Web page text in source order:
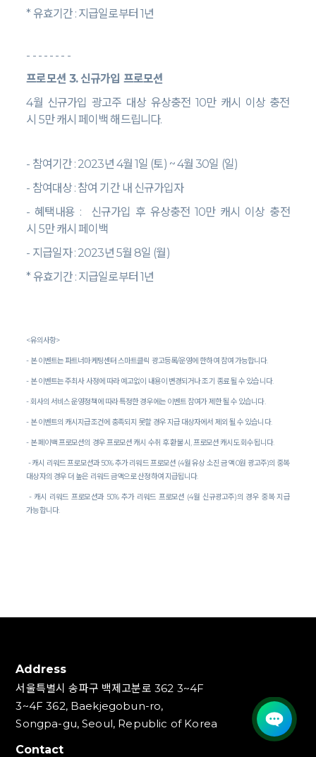
* 유효기간: 지급일로부터 1년
- - - - - - - -
프로모션 3.신규가입 프로모션
4월 신규가입 광고주 대상 유상충전 10만 캐시 이상 충전
시 5만 캐시 페이백 해드립니다.
- 참여기간: 2023년 4월 1일 (토) ~ 4월 30일 (일)
- 참여대상: 참여 기간 내 신규가입자
- 혜택내용: 신규가입 후 유상충전 10만 캐시 이상 충전
시 5만 캐시 페이백
- 지급일자: 2023년 5월 8일 (월)
* 유효기간: 지급일로부터 1년
<유의사항>
- 본 이벤트는 파트너마케팅센터 스마트클릭 광고등록/운영에 한하여 참여 가능합니다.
- 본 이벤트는 주최사 사정에 따라 예고없이 내용이 변경되거나 조기 종료 될 수 있습니다.
-회사의 서비스 운영정책에 따라 특정한 경우에는 이벤트 참여가 제한 될 수 있습니다.
- 본 이벤트의 캐시지급조건에 충족되지 못할 경우 지급 대상자에서 제외 될 수 있습니다.
- 본 페이백 프로모션의 경우 프로모션 캐시 수취 후 환불 시,프로모션 캐시도 회수됩니다.
-캐시 리워드 프로모션과50%추가 리워드 프로모션 (4월 유상 소진 금액0원 광고주)의 중복
대상자의 경우 더 높은 리워드 금액으로 산정하여 지급됩니다.
- 캐시 리워드 프로모션과50% 추가 리워드 프로모션 (4월 신규광고주)의 경우 중복 지급
가능합니다.
Address
서울특별시 송파구 백제고분로 362 3~4F
3~4F 362, Baekjegobun-ro,
Songpa-gu, Seoul, Republic of Korea
Contact